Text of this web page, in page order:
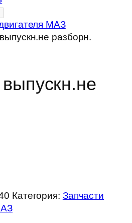
МАЗ
разборн.
Категория: Запчасти